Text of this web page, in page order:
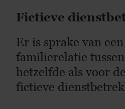
Fictieve
Er is sprake van
familierelatie
hetzelfde als voor
fictieve